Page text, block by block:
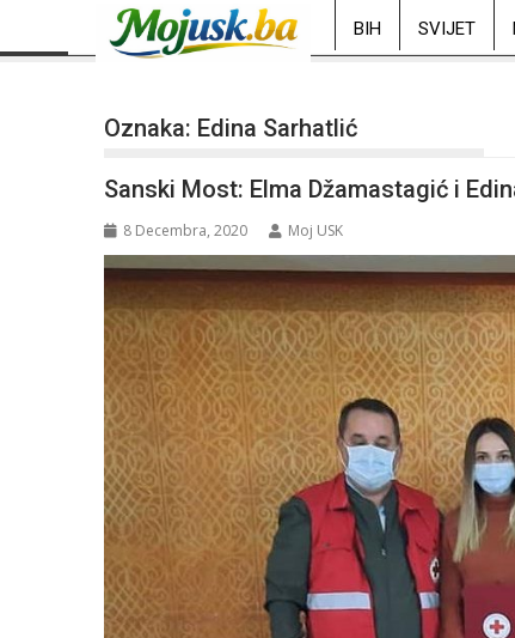
BIH SVIJET
Oznaka: Edina Sarhatlić
Sanski Most: Elma Džamastagić i
8 Decembra, 2020 Moj USK